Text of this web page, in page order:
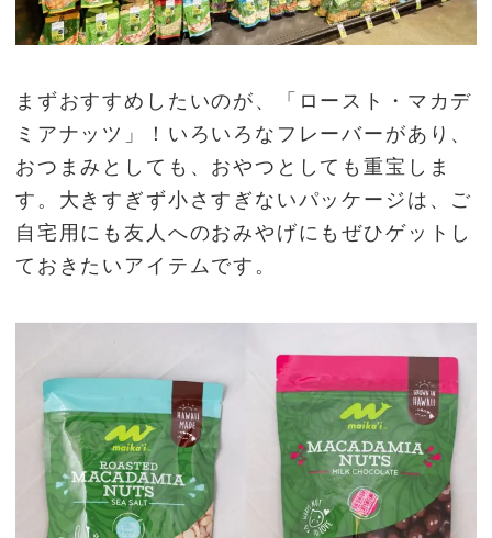
まずおすすめしたいのが、「ロースト・マカデ
ミアナッツ」！いろいろなフレーバーがあり、
おつまみとしても、おやつとしても重宝しま
す。大きすぎず小さすぎないパッケージは、ご
自宅用にも友人へのおみやげにもぜひゲットし
ておきたいアイテムです。